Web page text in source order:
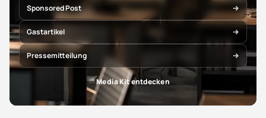
Sponsored Post
Gastartikel
Pressemitteilung
Media Kit entdecken